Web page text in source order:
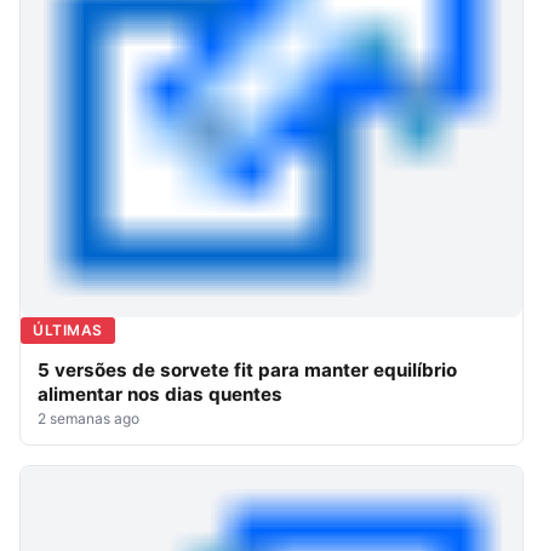
ÚLTIMAS
5 versões de sorvete fit para manter equilíbrio
alimentar nos dias quentes
2 semanas ago